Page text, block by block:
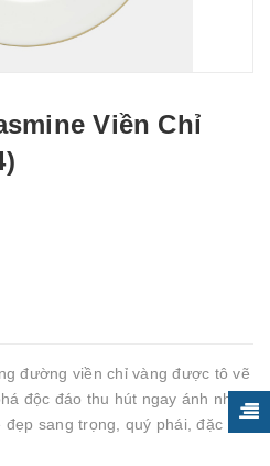
Viền Chỉ
đường viền chỉ vàng được tô vẽ
độc đáo thu hút ngay ánh nhìn
sang trọng, quý phái, đặc